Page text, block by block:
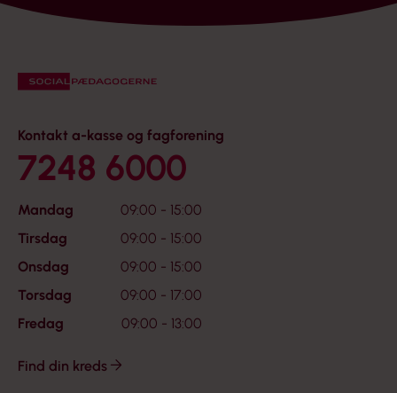
Kontakt a-kasse og fagforening
7248 6000
Mandag
09:00 - 15:00
Tirsdag
09:00 - 15:00
Onsdag
09:00 - 15:00
Torsdag
09:00 - 17:00
Fredag
09:00 - 13:00
Find din kreds